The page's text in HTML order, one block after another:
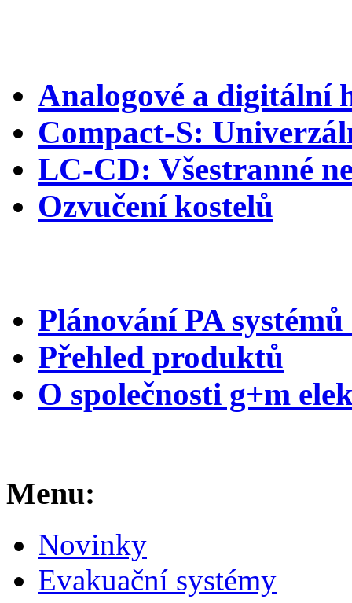
Analogové a digitální
Compact-S:
LC-CD: Všestranné
Ozvučení kostelů
Plánování PA
Přehled produktů
O společnosti g+m
Menu:
Novinky
Evakuační systémy